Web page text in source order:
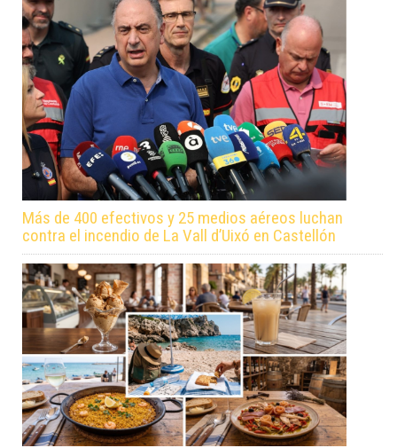
Más de 400 efectivos y 25 medios aéreos luchan
contra el incendio de La Vall d’Uixó en Castellón